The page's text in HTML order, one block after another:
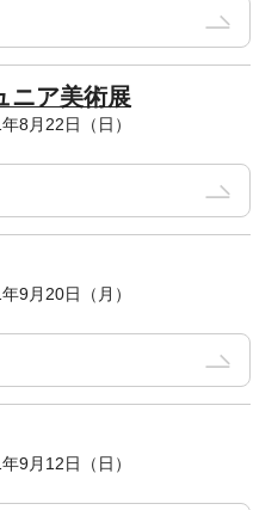
ニア美術展
8月22日（日）
9月20日（月）
9月12日（日）